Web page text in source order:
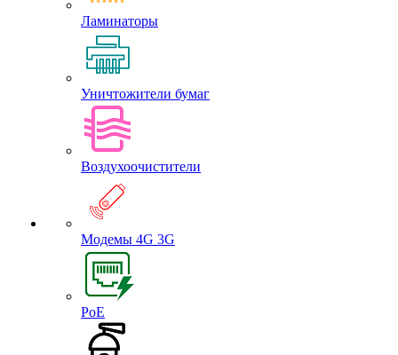
Ламинаторы
Уничтожители бумаг
Воздухоочистители
Модемы 4G 3G
PoE